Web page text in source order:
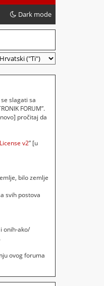
Dark mode
se slagati sa
FORUM”.
pročitaj da
v2” [u
bilo zemlje
svih postova
onih-ako/
ovog foruma